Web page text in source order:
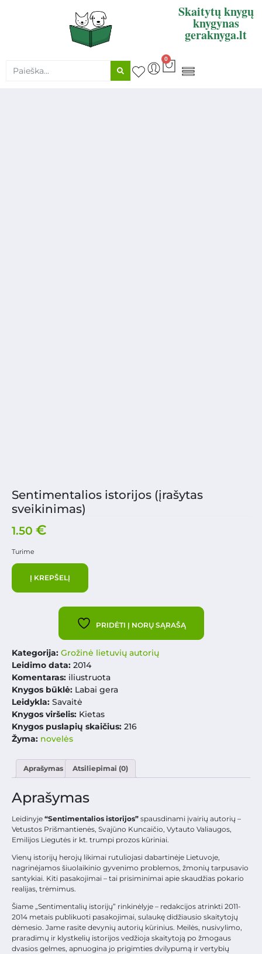
Skaitytų knygų
knygynas
geraknyga.lt
0
Sentimentalios istorijos (įrašytas
sveikinimas)
1.50 €
Turime
Į KREPŠELĮ
PRIDĖTI Į NORŲ SĄRAŠĄ
Kategorija: Grožinė lietuvių autorių
Leidimo data: 2014
Komentaras: iliustruota
Knygos būklė: Labai gera
Leidykla: Savaitė
Knygos viršelis: Kietas
Knygos puslapių skaičius: 216
Žyma: novelės
Aprašymas Atsiliepimai (0)
Aprašymas
Leidinyje “Sentimentalios istorijos” spausdinami įvairių autorių –
Vetustos Prišmantienės, Svajūno Kuncaičio, Vytauto Valiaugos,
Emilijos Liegutės ir kt. trumpi prozos kūriniai.
Vienų istorijų herojų likimai rutuliojasi dabartinėje Lietuvoje,
nagrinėjamos šiuolaikinio gyvenimo problemos, žmonių tarpusavio
santykiai. Kiti pasakojimai – tai prisiminimai apie skaudžias pokario
realijas, trėmimus.
Šiame „Sentimentalių istorijų” rinkinėlyje – redakcijos atrinkti 2011-
2014 metais publikuoti pasakojimai, sulaukę didžiausio skaitytojų
dėmesio. Jame rasite devynių autorių kūrinius. Meilės, nusivylimo,
praradimų ir klystkelių istorijos vedžioja skaitytoją po žmogaus
dvasios gelmes, apnuogina jo prigimties dvilypumą ir vertybių